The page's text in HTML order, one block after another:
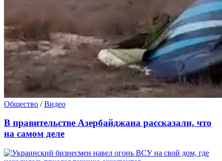
Общество /Видео
В правительстве Азербайджана рассказали, что
на самом деле